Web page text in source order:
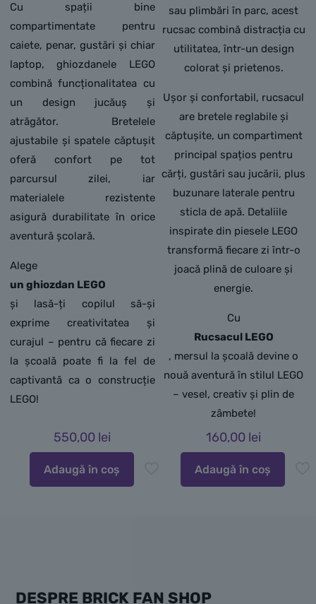
Cu spații bine
compartimentate pentru
caiete, penar, gustări și chiar
laptop, ghiozdanele LEGO
combină funcționalitatea cu
un design jucăuș și
atrăgător. Bretelele
ajustabile și spatele căptușit
oferă confort pe tot
parcursul zilei, iar
materialele rezistente
asigură durabilitate în orice
aventură școlară.
Alege
un ghiozdan LEGO
și lasă-ți copilul să-și
exprime creativitatea și
curajul – pentru că fiecare zi
la școală poate fi la fel de
captivantă ca o construcție
LEGO!
550,00 lei
Adaugă în coș
sau plimbări în parc, acest
rucsac combină distracția cu
utilitatea, într-un design
colorat și prietenos.
Ușor și confortabil, rucsacul
are bretele reglabile și
căptușite, un compartiment
principal spațios pentru
cărți, gustări sau jucării, plus
buzunare laterale pentru
sticla de apă. Detaliile
inspirate din piesele LEGO
transformă fiecare zi într-o
joacă plină de culoare și
energie.
Cu
Rucsacul LEGO
, mersul la școală devine o
nouă aventură în stilul LEGO
– vesel, creativ și plin de
zâmbete!
160,00 lei
Adaugă în coș
DESPRE BRICK FAN SHOP